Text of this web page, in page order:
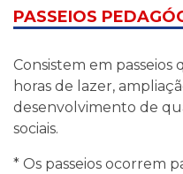
PASSEIOS
Consistem em
horas de lazer,
desenvolvimento de
sociais.
* Os passeios ocorrem